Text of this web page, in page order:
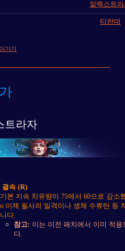
알렉스트
티란데
가기
트라자
결속 (R)
기본 지속 치유량이 75에서 60으로 감소
o 이제 필사의 일격이나 생체 수류탄 등
니다.
참고: 이는 이전 패치에서 이미 적
다.